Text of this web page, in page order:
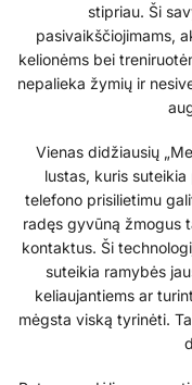
stipriau. Ši
pasivaikščiojimams,
kelionėms bei
nepalieka žymių ir
Vienas didžiausių
lustas, kuris
telefono prisilietimu
radęs gyvūną žmogus
kontaktus. Ši
suteikia ramybės
keliaujantiems ar
mėgsta viską tyrinėti.